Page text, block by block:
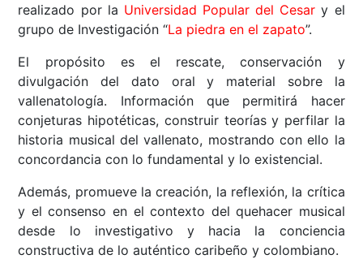
realizado por la Universidad Popular del Cesar y el
grupo de Investigación “La piedra en el zapato”.
El propósito es el rescate, conservación y
divulgación del dato oral y material sobre la
vallenatología. Información que permitirá hacer
conjeturas hipotéticas, construir teorías y perfilar la
historia musical del vallenato, mostrando con ello la
concordancia con lo fundamental y lo existencial.
Además, promueve la creación, la reflexión, la crítica
y el consenso en el contexto del quehacer musical
desde lo investigativo y hacia la conciencia
constructiva de lo auténtico caribeño y colombiano.